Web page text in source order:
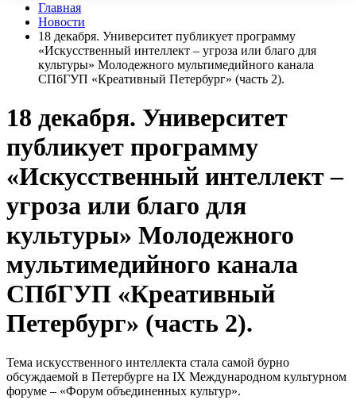
Главная
Новости
18 декабря. Университет публикует программу
«Искусственный интеллект – угроза или благо для
культуры» Молодежного мультимедийного канала
СПбГУП «Креативный Петербург» (часть 2).
18 декабря. Университет
публикует программу
«Искусственный интеллект –
угроза или благо для
культуры» Молодежного
мультимедийного канала
СПбГУП «Креативный
Петербург» (часть 2).
Тема искусственного интеллекта стала самой бурно
обсуждаемой в Петербурге на IX Международном культурном
форуме – «Форум объединенных культур».